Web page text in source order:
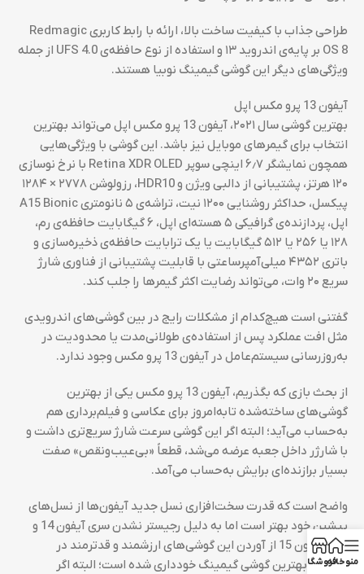
طراحی جذاب با کیفیت ساخت بالا، ارائه با رابط کاربری Redmagic
OS 8 بر پایه‌ی اندروید ۱۳ و استفاده از نوع حافظه‌ی UFS 4.0 از جمله
ویژگی‌های دیگر این گوشی گیمینگ نوبیا هستند.
آیفون 13 پرو مکس اپل
بهترین گوشی سال ۲۰۲۱، آیفون 13 پرو مکس اپل می‌تواند بهترین
انتخاب برای گیمرهای موبایل نیز باشد. این گوشی با ویژگی‌هایی
همچون نمایشگر ۶٫۷ اینچی سوپر Retina XDR OLED با نرخ نوسازی
۱۲۰ هرتز، پشتیبانی از دالبی ویژن و HDR10، رزولوشن ۲۷۷۸ × ۱۲۸۴
پیکسل، حداکثر روشنایی ۱۲۰۰ نیت، تراشه‌ی ۵ نانومتری A15 Bionic
اپل، پردازنده‌ی گرافیکی ۵ هسته‌ای اپل، ۶ گیگابایت حافظه‌ی رم،
۱۲۸ یا ۲۵۶ یا ۵۱۲ گیگابایت یا یک ترابایت حافظه‌‌ی ذخیره‌سازی و
باتری ۴۳۵۲ میلی‌آمپرساعتی با قابلیت پشتیبانی از فناوری شارژ
سریع ۲۰ وات، می‌تواند رضایت اکثر گیمرها را جلب کند.
گفتنی است هیچ‌کدام از مشکلات رایج در بین گوشی‌های اندرویدی
مثل افت عملکرد پس از استفاده‌ی طولانی‌مدت یا محدودیت در
به‌روزرسانی سیستم‌عامل در آیفون 13 پرو مکس وجود ندارد.
از بحث بازی که بگذریم، آیفون 13 پرو مکس یکی از بهترین
گوشی‌های ساخته‌شده تا‌به‌امروز برای عکاسی و فیلم‌برداری هم
به‌حساب می‌آید؛ البته اگر این گوشی سرعت شارژ سریع‌تری داشت و
با شارژر داخل جعبه عرضه می‌شد، قطعاً «بی‌عیب‌و‌نقص» صفت
بسیار برازنده‌ای برایش به‌حساب می‌آمد.
واضح است که قدرت سخت‌افزاری نسل جدید آیفون‌ها از نسل‌های
پیشین خود بهتر است اما به دلیل رجیستر نشدن سری آیفون 14 و
سری آیفون 15 از آوردن این گوشی‌های ارزشمند و قدترمند در
فهرست بهترین گوشی گیمینگ خودداری شده است؛ البته اگرمنوخانهفروشگاه